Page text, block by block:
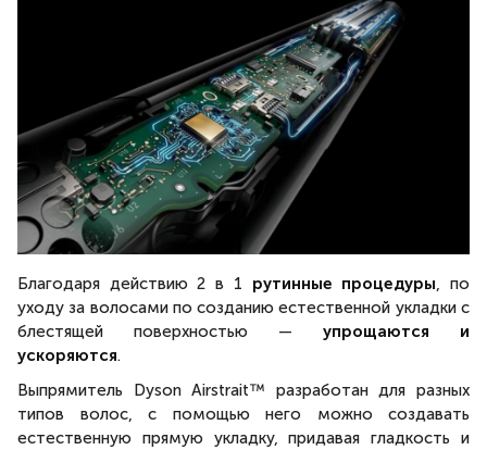
Благодаря действию 2 в 1 рутинные процедуры, по
уходу за волосами по созданию естественной укладки с
блестящей поверхностью — упрощаются и
ускоряются.
Выпрямитель Dyson Airstrait™ разработан для разных
типов волос, с помощью него можно создавать
естественную прямую укладку, придавая гладкость и